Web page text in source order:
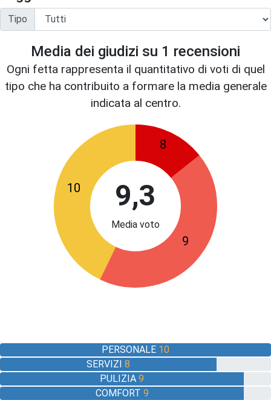
Tipo
Media dei giudizi su 1 recensioni
Ogni fetta rappresenta il quantitativo di voti di quel
tipo che ha contribuito a formare la media generale
indicata al centro.
9,3
Media voto
8
9
10
PERSONALE 10
SERVIZI8
PULIZIA9
COMFORT 9